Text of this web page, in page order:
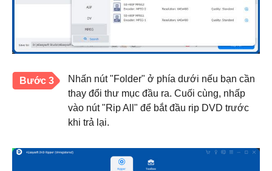
Bước 3
Nhấn nút "Folder" ở phía dưới nếu bạn cần
thay đổi thư mục đầu ra. Cuối cùng, nhấp
vào nút "Rip All" để bắt đầu rip DVD trước
khi trả lại.